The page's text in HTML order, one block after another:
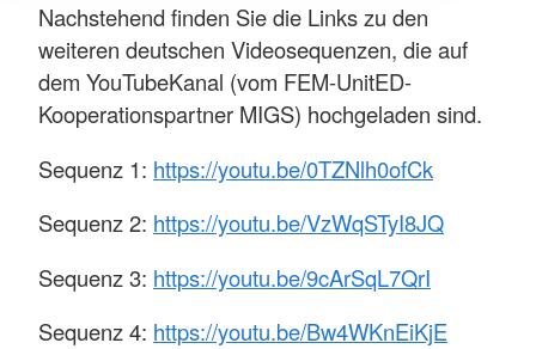
Nachstehend finden Sie die Links zu den
weiteren deutschen Videosequenzen, die auf
dem YouTubeKanal (vom FEM-UnitED-
Kooperationspartner MIGS) hochgeladen sind.
Sequenz 1: https://youtu.be/0TZNlh0ofCk
Sequenz 2: https://youtu.be/VzWqSTyI8JQ
Sequenz 3: https://youtu.be/9cArSqL7QrI
Sequenz 4: https://youtu.be/Bw4WKnEiKjE